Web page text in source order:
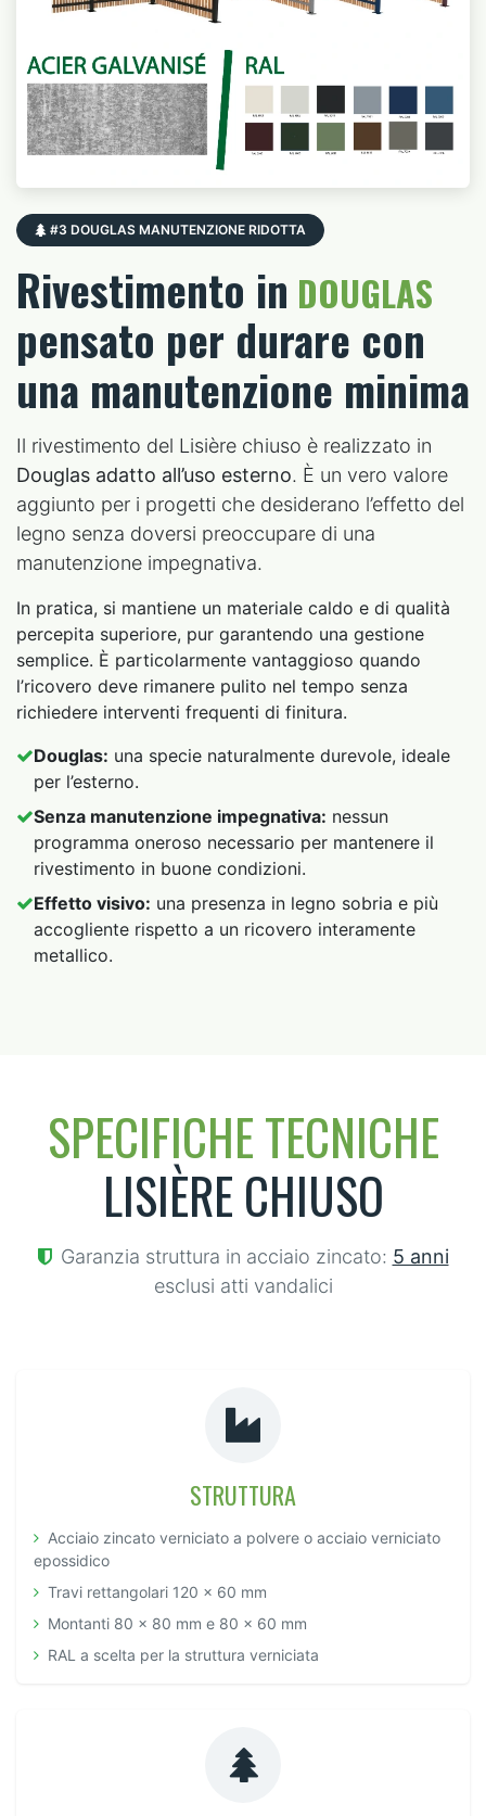
#3 DOUGLAS MANUTENZIONE RIDOTTA
Rivestimento in DOUGLAS
pensato per durare con
una manutenzione minima
Il rivestimento del Lisière chiuso è realizzato in
Douglas adatto all’uso esterno. È un vero valore
aggiunto per i progetti che desiderano l’effetto del
legno senza doversi preoccupare di una
manutenzione impegnativa.
In pratica, si mantiene un materiale caldo e di qualità
percepita superiore, pur garantendo una gestione
semplice. È particolarmente vantaggioso quando
l’ricovero deve rimanere pulito nel tempo senza
richiedere interventi frequenti di finitura.
Douglas: una specie naturalmente durevole, ideale
per l’esterno.
Senza manutenzione impegnativa: nessun
programma oneroso necessario per mantenere il
rivestimento in buone condizioni.
Effetto visivo: una presenza in legno sobria e più
accogliente rispetto a un ricovero interamente
metallico.
SPECIFICHE TECNICHE
LISIÈRE CHIUSO
Garanzia struttura in acciaio zincato: 5 anni
esclusi atti vandalici
STRUTTURA
Acciaio zincato verniciato a polvere o acciaio verniciato
epossidico
Travi rettangolari 120 x 60 mm
Montanti 80 x 80 mm e 80 x 60 mm
RAL a scelta per la struttura verniciata